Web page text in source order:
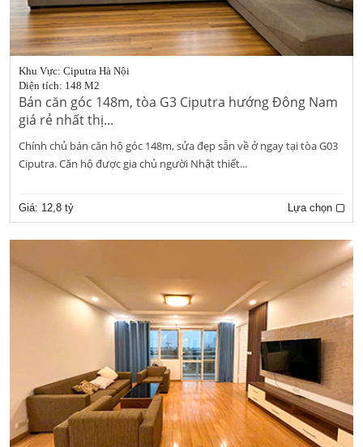
Khu Vực: Ciputra Hà Nội
Diện tích: 148 M2
Bán căn góc 148m, tòa G3 Ciputra hướng Đông Nam
giá rẻ nhất thị...
Chính chủ bán căn hộ góc 148m, sửa đẹp sẵn về ở ngay tại tòa G03
Ciputra. Căn hộ được gia chủ người Nhật thiết...
Giá: 12,8 tỷ Lựa chọn